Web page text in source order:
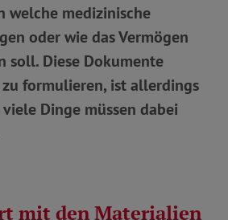
welche medizinische
oder wie das Vermögen
soll. Diese Dokumente
formulieren, ist allerdings
Dinge müssen dabei
mit den Materialien